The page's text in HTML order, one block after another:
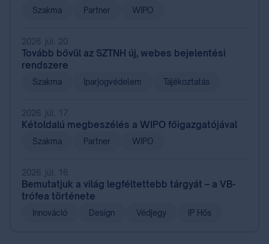
Szakma Partner WIPO
2026. júl. 20.
Tovább bővül az SZTNH új, webes bejelentési
rendszere
Szakma Iparjogvédelem Tájékoztatás
2026. júl. 17.
Kétoldalú megbeszélés a WIPO főigazgatójával
Szakma Partner WIPO
2026. júl. 16.
Bemutatjuk a világ legféltettebb tárgyát – a VB-
trófea története
Innováció Design Védjegy IP Hős